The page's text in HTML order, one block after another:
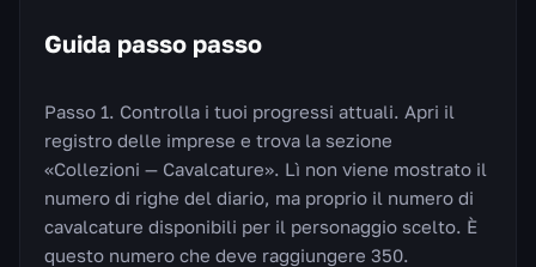
Guida passo passo
Passo 1. Controlla i tuoi progressi attuali. Apri il
registro delle imprese e trova la sezione
«Collezioni — Cavalcature». Lì non viene mostrato il
numero di righe del diario, ma proprio il numero di
cavalcature disponibili per il personaggio scelto. È
questo numero che deve raggiungere 350.